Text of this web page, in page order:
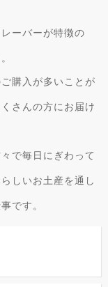
ーバーが特徴の
購入が多いことが
さんの方にお届け
で毎日にぎわって
しいお土産を通し
です。